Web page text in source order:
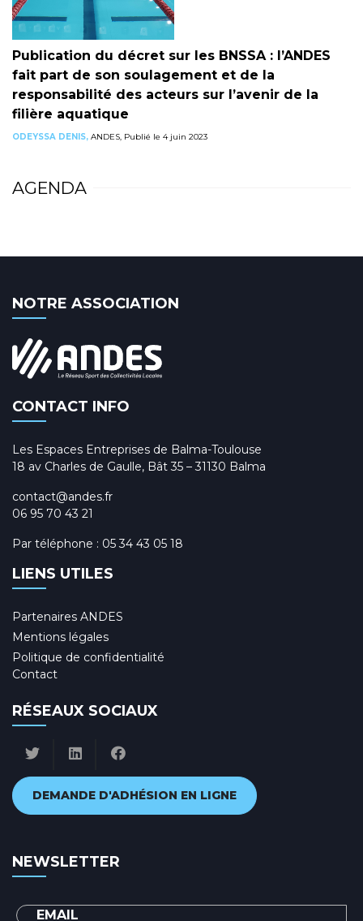
Publication du décret sur les BNSSA : l’ANDES
fait part de son soulagement et de la
responsabilité des acteurs sur l’avenir de la
filière aquatique
ODEYSSA DENIS, ANDES, Publié le 4 juin 2023
AGENDA
NOTRE ASSOCIATION
CONTACT INFO
Les Espaces Entreprises de Balma-Toulouse
18 av Charles de Gaulle, Bât 35 – 31130 Balma
contact@andes.fr
06 95 70 43 21
Par téléphone : 05 34 43 05 18
LIENS UTILES
Partenaires ANDES
Mentions légales
Politique de confidentialité
Contact
RÉSEAUX SOCIAUX
DEMANDE D'ADHÉSION EN LIGNE
NEWSLETTER